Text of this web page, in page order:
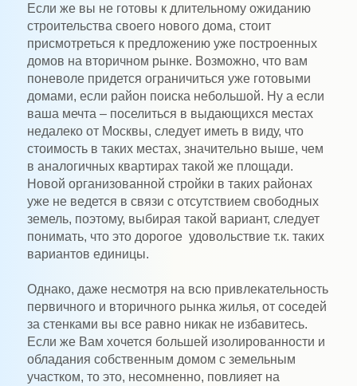
Если же вы не готовы к длительному ожиданию
строительства своего нового дома, стоит
присмотреться к предложению уже построенных
домов на вторичном рынке. Возможно, что вам
поневоле придется ограничиться уже готовыми
домами, если район поиска небольшой. Ну а если
ваша мечта – поселиться в выдающихся местах
недалеко от Москвы, следует иметь в виду, что
стоимость в таких местах, значительно выше, чем
в аналогичных квартирах такой же площади.
Новой организованной стройки в таких районах
уже не ведется в связи с отсутствием свободных
земель, поэтому, выбирая такой вариант, следует
понимать, что это дорогое удовольствие т.к. таких
вариантов единицы.
Однако, даже несмотря на всю привлекательность
первичного и вторичного рынка жилья, от соседей
за стенками вы все равно никак не избавитесь.
Если же Вам хочется большей изолированности и
обладания собственным домом с земельным
участком, то это, несомненно, повлияет на